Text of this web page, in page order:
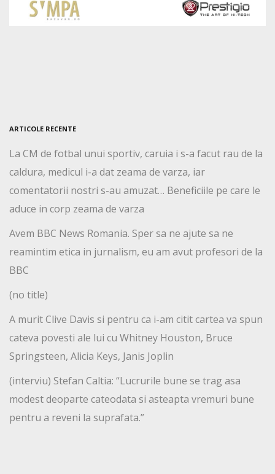
ARTICOLE RECENTE
La CM de fotbal unui sportiv, caruia i s-a facut rau de la
caldura, medicul i-a dat zeama de varza, iar
comentatorii nostri s-au amuzat… Beneficiile pe care le
aduce in corp zeama de varza
Avem BBC News Romania. Sper sa ne ajute sa ne
reamintim etica in jurnalism, eu am avut profesori de la
BBC
(no title)
A murit Clive Davis si pentru ca i-am citit cartea va spun
cateva povesti ale lui cu Whitney Houston, Bruce
Springsteen, Alicia Keys, Janis Joplin
(interviu) Stefan Caltia: “Lucrurile bune se trag asa
modest deoparte cateodata si asteapta vremuri bune
pentru a reveni la suprafata.”